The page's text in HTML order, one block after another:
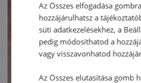
Az Összes elfogadása
hozzájárulhatsz a
süti adatkezelésekhez, a
pedig módosíthatod a
vagy visszavonhatod
Az Összes elutasítása gomb